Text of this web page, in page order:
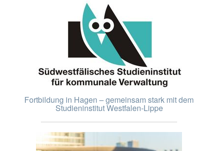
Fortbildung in Hagen – gemeinsam stark mit dem
Studieninstitut Westfalen-Lippe